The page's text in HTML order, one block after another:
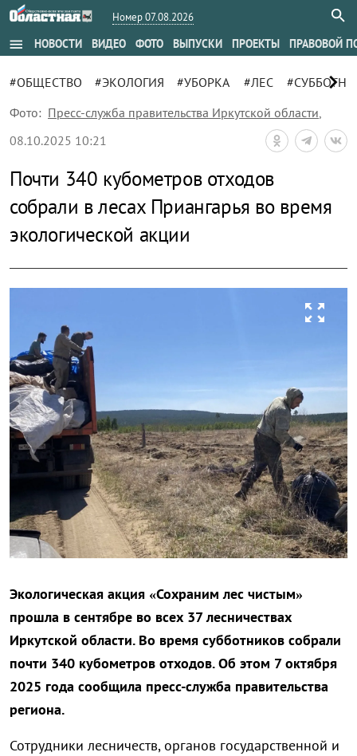
Номер 07.08.2026
menu НОВОСТИ ВИДЕО ФОТО ВЫПУСКИ ПРОЕКТЫ ПРАВОВОЙ
#ОБЩЕСТВО #ЭКОЛОГИЯ #УБОРКА #ЛЕС chevron_right
Фото: Пресс-служба правительства Иркутской области,
08.10.2025 10:21
Почти 340 кубометров отходов
собрали в лесах Приангарья во время
экологической акции
zoom_out_map
Экологическая акция «Сохраним лес чистым»
прошла в сентябре во всех 37 лесничествах
Иркутской области. Во время субботников собрали
почти 340 кубометров отходов. Об этом 7 октября
2025 года сообщила пресс-служба правительства
региона.
Сотрудники лесничеств, органов государственной и